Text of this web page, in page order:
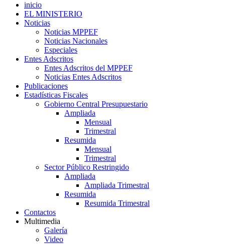
inicio
EL MINISTERIO
Noticias
Noticias MPPEF
Noticias Nacionales
Especiales
Entes Adscritos
Entes Adscritos del MPPEF
Noticias Entes Adscritos
Publicaciones
Estadísticas Fiscales
Gobierno Central Presupuestario
Ampliada
Mensual
Trimestral
Resumida
Mensual
Trimestral
Sector Público Restringido
Ampliada
Ampliada Trimestral
Resumida
Resumida Trimestral
Contactos
Multimedia
Galería
Video